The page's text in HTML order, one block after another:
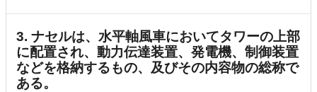
3. ナセルは、水平軸風車においてタワーの上部
に配置され、動力伝達装置、発電機、制御装置
などを格納するもの、及びその内容物の総称で
ある。